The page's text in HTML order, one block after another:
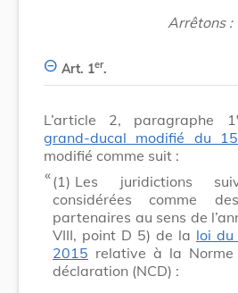
Arrêtons :
Art. 1er.
L’article 2, paragraphe 1
grand-ducal modifié du
modifié comme suit :
​ «(1) Les juridictions
considérées comme
partenaires au sens de
VIII, point D 5) de la loi du
2015 relative à la Norme
déclaration (NCD) :